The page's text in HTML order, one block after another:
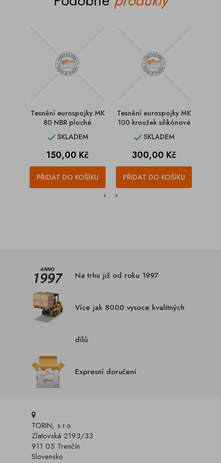
Tesnění eurospojky MK
80 NBR ploché
SKLADEM
Cena
150,00 Kč
PŘIDAT DO KOŠÍKU
Tesnění eurospojky MK
100 kroužek silikónové
SKLADEM
Cena
300,00 Kč
PŘIDAT DO KOŠÍKU
Na trhu již od roku 1997
Více jak 8000 vysoce kvalitných
dílů
Expresní doručení
TORIN, s.r.o.
Zlatovská 2193/33
911 05 Trenčín
Slovensko